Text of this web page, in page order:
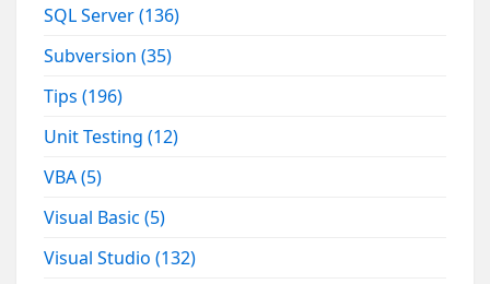
SQL Server(136)
Subversion(35)
Tips(196)
Unit Testing(12)
VBA(5)
Visual Basic(5)
Visual Studio(132)